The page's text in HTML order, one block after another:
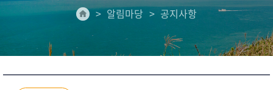
알림마당 공지사항